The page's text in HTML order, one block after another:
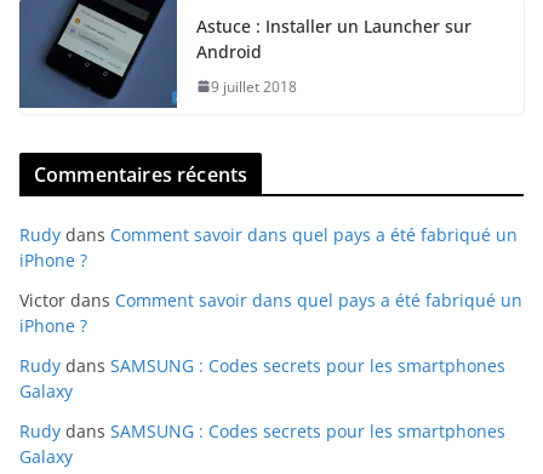
Astuce : Installer un Launcher sur
Android
9 juillet 2018
Commentaires récents
Rudy dans Comment savoir dans quel pays a été fabriqué un
iPhone ?
Victor dans Comment savoir dans quel pays a été fabriqué un
iPhone ?
Rudy dans SAMSUNG : Codes secrets pour les smartphones
Galaxy
Rudy dans SAMSUNG : Codes secrets pour les smartphones
Galaxy